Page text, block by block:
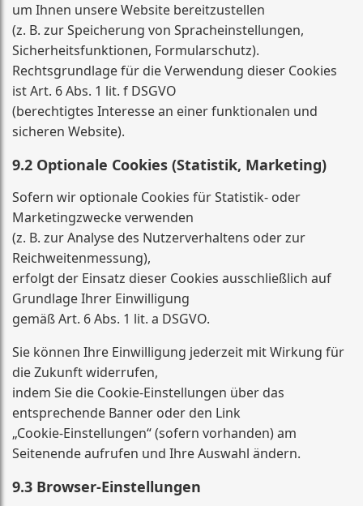
um Ihnen unsere Website bereitzustellen
(z. B. zur Speicherung von Spracheinstellungen,
Sicherheitsfunktionen, Formularschutz).
Rechtsgrundlage für die Verwendung dieser Cookies
ist Art. 6 Abs. 1 lit. f DSGVO
(berechtigtes Interesse an einer funktionalen und
sicheren Website).
9.2 Optionale Cookies (Statistik, Marketing)
Sofern wir optionale Cookies für Statistik- oder
Marketingzwecke verwenden
(z. B. zur Analyse des Nutzerverhaltens oder zur
Reichweitenmessung),
erfolgt der Einsatz dieser Cookies ausschließlich auf
Grundlage Ihrer Einwilligung
gemäß Art. 6 Abs. 1 lit. a DSGVO.
Sie können Ihre Einwilligung jederzeit mit Wirkung für
die Zukunft widerrufen,
indem Sie die Cookie-Einstellungen über das
entsprechende Banner oder den Link
„Cookie-Einstellungen“ (sofern vorhanden) am
Seitenende aufrufen und Ihre Auswahl ändern.
9.3 Browser-Einstellungen